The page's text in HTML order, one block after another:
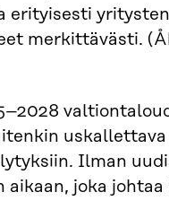
erityisesti
merkittävästi.
Ilman
joka johtaa